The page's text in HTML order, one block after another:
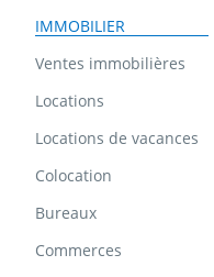
IMMOBILIER
Ventes immobilières
Locations
Locations de vacances
Colocation
Bureaux
Commerces